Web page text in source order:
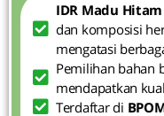
IDR Madu Hitam
dan komposisi
mengatasi
Pemilihan bahan
mendapatkan
Terdaftar di